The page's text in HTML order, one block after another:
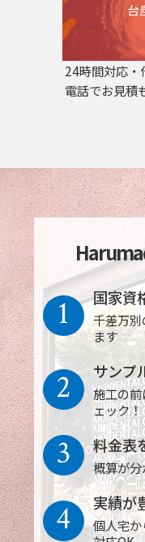
台
24時間対応・
電話でお見積
国家資
千差万
ます
1
サンプ
施工の
ェック！
2
料金表
概算が
3
実績が
個人宅
4